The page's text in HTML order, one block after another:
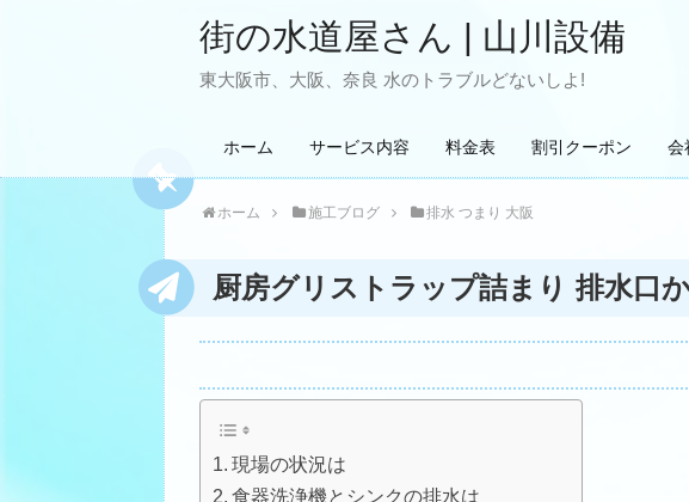
街の水道屋さん | 山川設備
東大阪市、大阪、奈良 水のトラブルどないしよ!
ホーム サービス内容 料金表 割引クーポン 会
ホーム 施工ブログ 排水 つまり 大阪
厨房グリストラップ詰まり 排水口
現場の状況は
食器洗浄機とシンクの排水は